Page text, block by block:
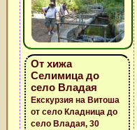
От хижа
Селимица до
село Владая
Екскурзия на Витоша
от село Кладница до
село Владая, 30